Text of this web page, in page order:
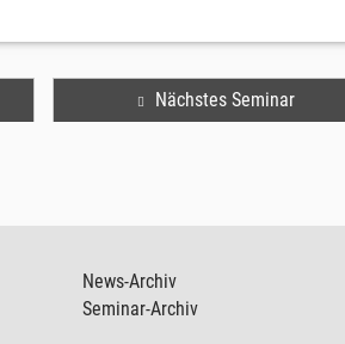
Nächstes Seminar
News-Archiv
Seminar-Archiv